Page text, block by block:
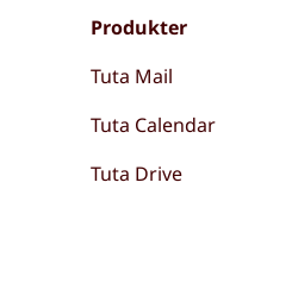
Produkter
Tuta Mail
Tuta Calendar
Tuta Drive